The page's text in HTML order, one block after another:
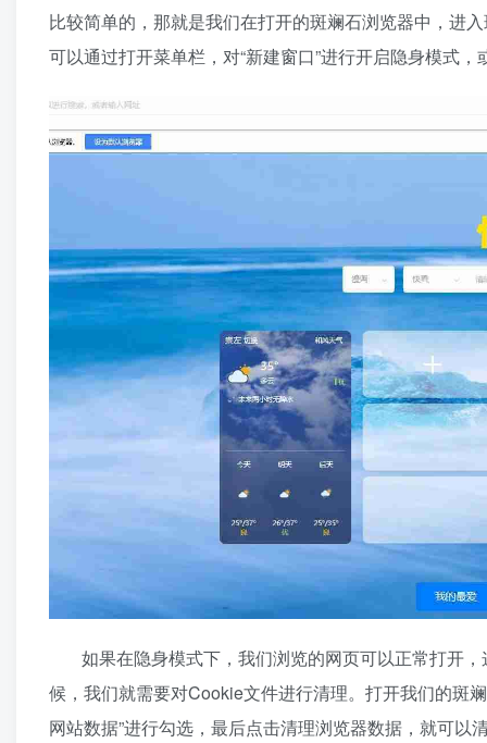
比较简单的，那就是我们在打开的斑斓石浏览器中，进
可以通过打开菜单栏，对“新建窗口”进行开启隐身模式
如果在隐身模式下，我们浏览的网页可以正常打开
候，我们就需要对Cookie文件进行清理。打开我们的斑
网站数据”进行勾选，最后点击清理浏览器数据，就可